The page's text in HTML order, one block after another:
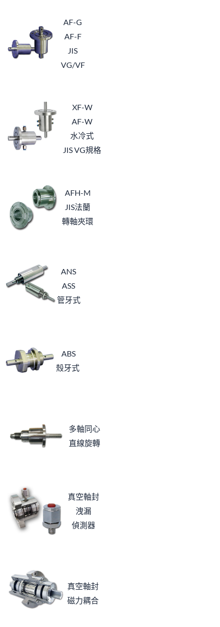
AF-G
AF-F
JIS
VG/VF
XF-W
AF-W
水冷式
JIS VG規格
AFH-M
JIS法蘭
轉軸夾環
ANS
ASS
管牙式
ABS
殼牙式
多軸同心
直線旋轉
真空軸封
洩漏
偵測器
真空軸封
磁力耦合